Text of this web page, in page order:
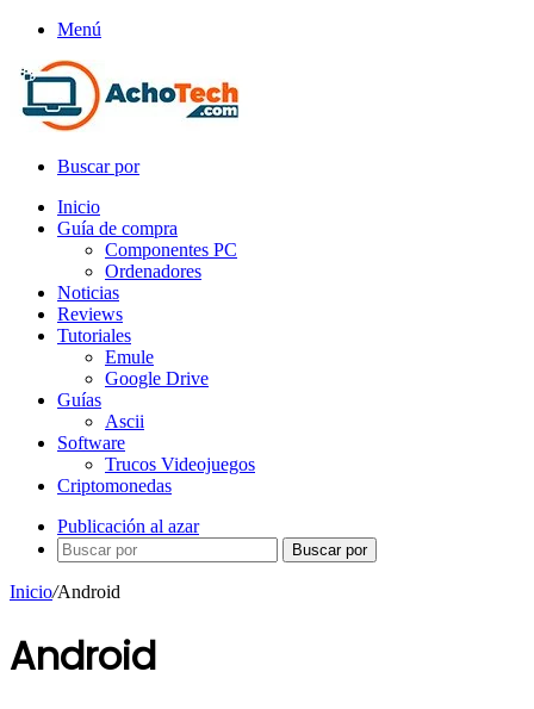
Menú
Buscar por
Inicio
Guía de compra
Componentes PC
Ordenadores
Noticias
Reviews
Tutoriales
Emule
Google Drive
Guías
Ascii
Software
Trucos Videojuegos
Criptomonedas
Publicación al azar
Buscar por
Inicio/Android
Android